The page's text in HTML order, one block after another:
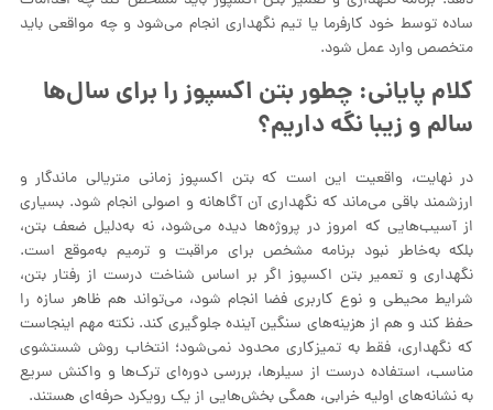
ساده توسط خود کارفرما یا تیم نگهداری انجام می‌شود و چه مواقعی باید
متخصص وارد عمل شود.
کلام پایانی: چطور بتن اکسپوز را برای سال‌ها
سالم و زیبا نگه داریم؟
در نهایت، واقعیت این است که بتن اکسپوز زمانی متریالی ماندگار و
ارزشمند باقی می‌ماند که نگهداری آن آگاهانه و اصولی انجام شود. بسیاری
از آسیب‌هایی که امروز در پروژه‌ها دیده می‌شود، نه به‌دلیل ضعف بتن،
بلکه به‌خاطر نبود برنامه مشخص برای مراقبت و ترمیم به‌موقع است.
نگهداری و تعمیر بتن اکسپوز اگر بر اساس شناخت درست از رفتار بتن،
شرایط محیطی و نوع کاربری فضا انجام شود، می‌تواند هم ظاهر سازه را
حفظ کند و هم از هزینه‌های سنگین آینده جلوگیری کند. نکته مهم اینجاست
که نگهداری، فقط به تمیزکاری محدود نمی‌شود؛ انتخاب روش شستشوی
مناسب، استفاده درست از سیلرها، بررسی دوره‌ای ترک‌ها و واکنش سریع
به نشانه‌های اولیه خرابی، همگی بخش‌هایی از یک رویکرد حرفه‌ای هستند.